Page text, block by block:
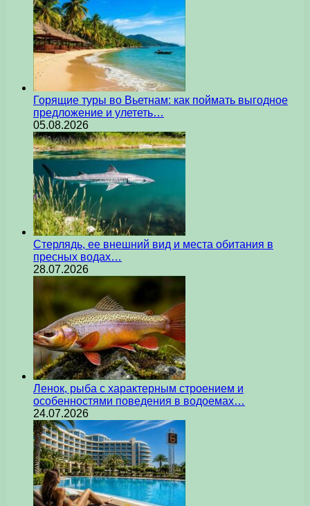
Горящие туры во Вьетнам: как поймать выгодное
предложение и улететь…
05.08.2026
Стерлядь, ее внешний вид и места обитания в
пресных водах…
28.07.2026
Ленок, рыба с характерным строением и
особенностями поведения в водоемах…
24.07.2026